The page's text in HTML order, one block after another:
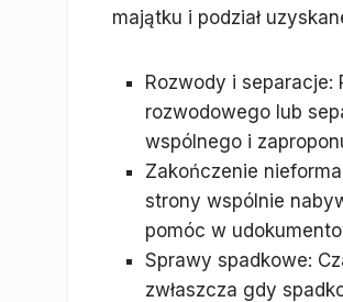
majątku i podział
Rozwody i separacje:
rozwodowego lub
wspólnego i
Zakończenie
strony wspólnie
pomóc w
Sprawy spadkowe:
zwłaszcza gdy